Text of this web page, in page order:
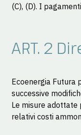
(C), (D). I
ART. 2
Ecoenergia Futura
successive
Le misure adottate
relativi costi